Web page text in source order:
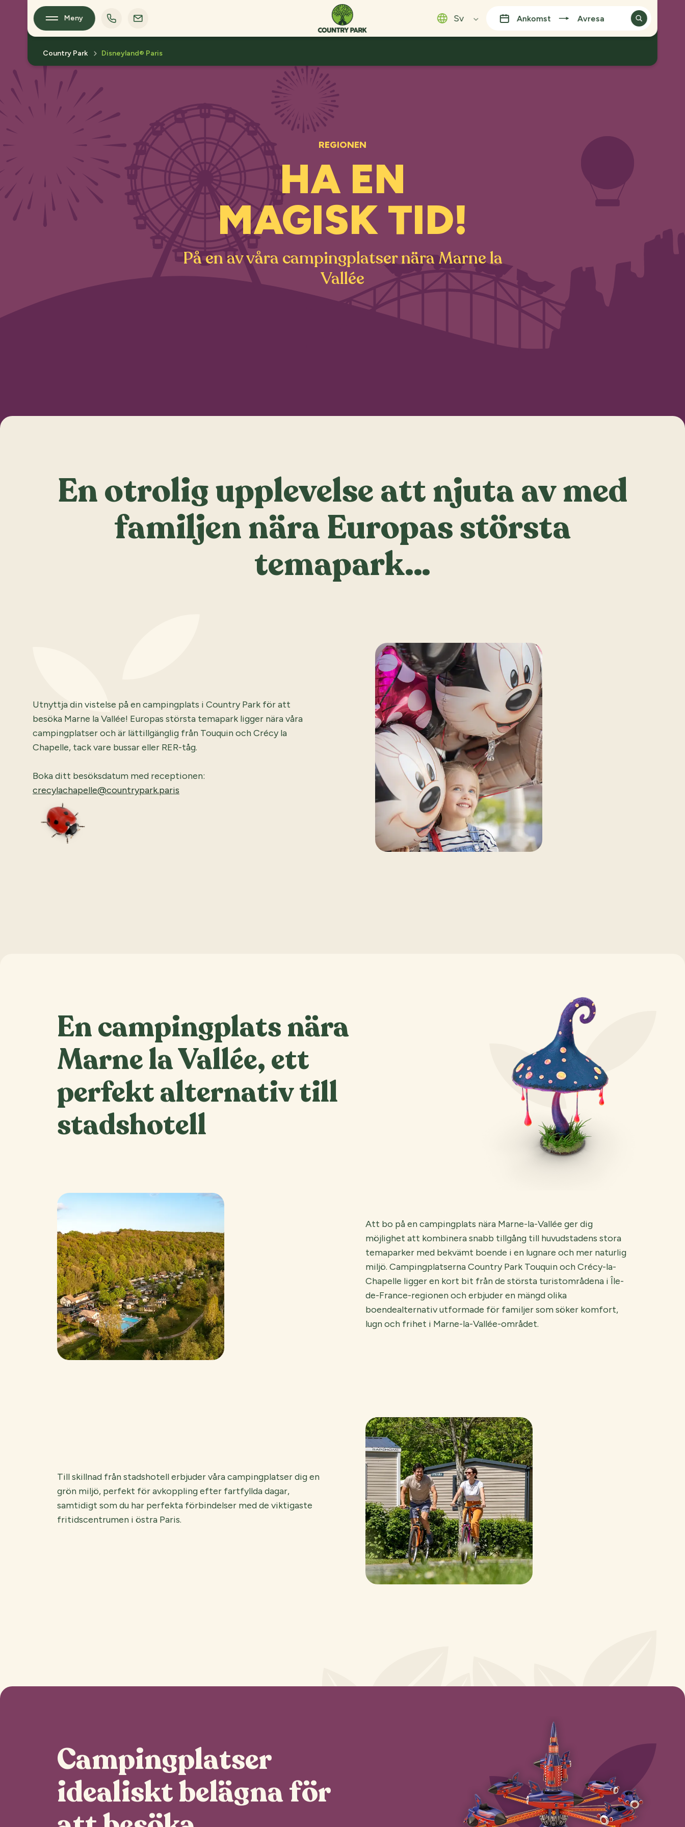
Meny Sv Ankomst Avresa
Country Park Disneyland® Paris
REGIONEN
HA EN
MAGISK TID!
På en av våra campingplatser nära Marne la
Vallée
En otrolig upplevelse att njuta av med
familjen nära Europas största
temapark…
Utnyttja din vistelse på en campingplats i Country Park för att
besöka Marne la Vallée! Europas största temapark ligger nära våra
campingplatser och är lättillgänglig från Touquin och Crécy la
Chapelle, tack vare bussar eller RER-tåg.
Boka ditt besöksdatum med receptionen:
crecylachapelle@countrypark.paris
En campingplats nära
Marne la Vallée, ett
perfekt alternativ till
stadshotell
Att bo på en campingplats nära Marne-la-Vallée ger dig
möjlighet att kombinera snabb tillgång till huvudstadens stora
temaparker med bekvämt boende i en lugnare och mer naturlig
miljö. Campingplatserna Country Park Touquin och Crécy-la-
Chapelle ligger en kort bit från de största turistområdena i Île-
de-France-regionen och erbjuder en mängd olika
boendealternativ utformade för familjer som söker komfort,
lugn och frihet i Marne-la-Vallée-området.
Till skillnad från stadshotell erbjuder våra campingplatser dig en
grön miljö, perfekt för avkoppling efter fartfyllda dagar,
samtidigt som du har perfekta förbindelser med de viktigaste
fritidscentrumen i östra Paris.
Campingplatser
idealiskt belägna för